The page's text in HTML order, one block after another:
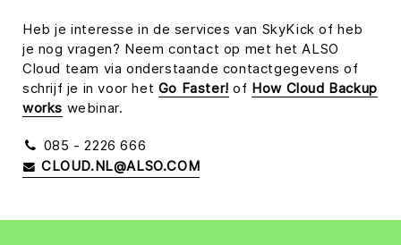
Heb je interesse in de services van SkyKick of heb
je nog vragen? Neem contact op met het ALSO
Cloud team via onderstaande contactgegevens of
schrijf je in voor het Go Faster! of How Cloud Backup
works webinar.
085 - 2226 666
CLOUD.NL@ALSO.COM